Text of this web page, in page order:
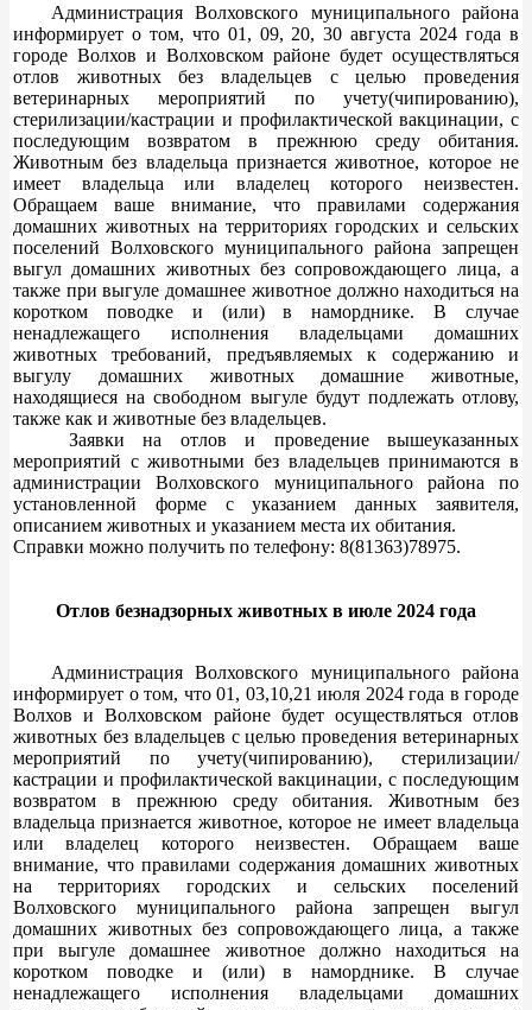
Администрация Волховского муниципального района
информирует о том, что 01, 09, 20, 30 августа 2024 года в
городе Волхов и Волховском районе будет осуществляться
отлов животных без владельцев с целью проведения
ветеринарных мероприятий по учету(чипированию),
стерилизации/кастрации и профилактической вакцинации, с
последующим возвратом в прежнюю среду обитания.
Животным без владельца признается животное, которое не
имеет владельца или владелец которого неизвестен.
Обращаем ваше внимание, что правилами содержания
домашних животных на территориях городских и сельских
поселений Волховского муниципального района запрещен
выгул домашних животных без сопровождающего лица, а
также при выгуле домашнее животное должно находиться на
коротком поводке и (или) в наморднике. В случае
ненадлежащего исполнения владельцами домашних
животных требований, предъявляемых к содержанию и
выгулу домашних животных домашние животные,
находящиеся на свободном выгуле будут подлежать отлову,
также как и животные без владельцев.
Заявки на отлов и проведение вышеуказанных
мероприятий с животными без владельцев принимаются в
администрации Волховского муниципального района по
установленной форме с указанием данных заявителя,
описанием животных и указанием места их обитания.
Справки можно получить по телефону: 8(81363)78975.
Отлов безнадзорных животных в июле 2024 года
Администрация Волховского муниципального района
информирует о том, что 01, 03,10,21 июля 2024 года в городе
Волхов и Волховском районе будет осуществляться отлов
животных без владельцев с целью проведения ветеринарных
мероприятий по учету(чипированию), стерилизации/
кастрации и профилактической вакцинации, с последующим
возвратом в прежнюю среду обитания. Животным без
владельца признается животное, которое не имеет владельца
или владелец которого неизвестен. Обращаем ваше
внимание, что правилами содержания домашних животных
на территориях городских и сельских поселений
Волховского муниципального района запрещен выгул
домашних животных без сопровождающего лица, а также
при выгуле домашнее животное должно находиться на
коротком поводке и (или) в наморднике. В случае
ненадлежащего исполнения владельцами домашних